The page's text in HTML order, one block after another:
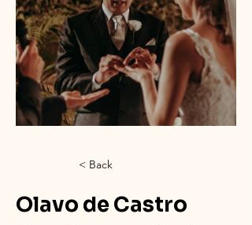
< Back
Olavo de Castro